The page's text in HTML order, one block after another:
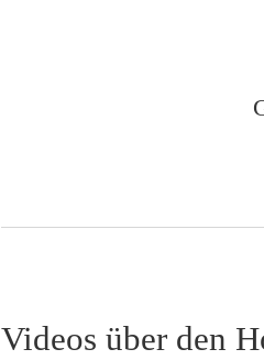
Videos über den